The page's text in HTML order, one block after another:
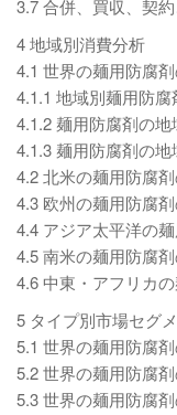
3.7 合併、買収、契
4 地域別消費分析
4.1 世界の麺用防腐
4.1.1 地域別麺用防腐
4.1.2 麺用防腐剤の地
4.1.3 麺用防腐剤の地
4.2 北米の麺用防腐
4.3 欧州の麺用防腐
4.4 アジア太平洋の
4.5 南米の麺用防腐
4.6 中東・アフリカ
5 タイプ別市場セグ
5.1 世界の麺用防腐
5.2 世界の麺用防腐
5.3 世界の麺用防腐